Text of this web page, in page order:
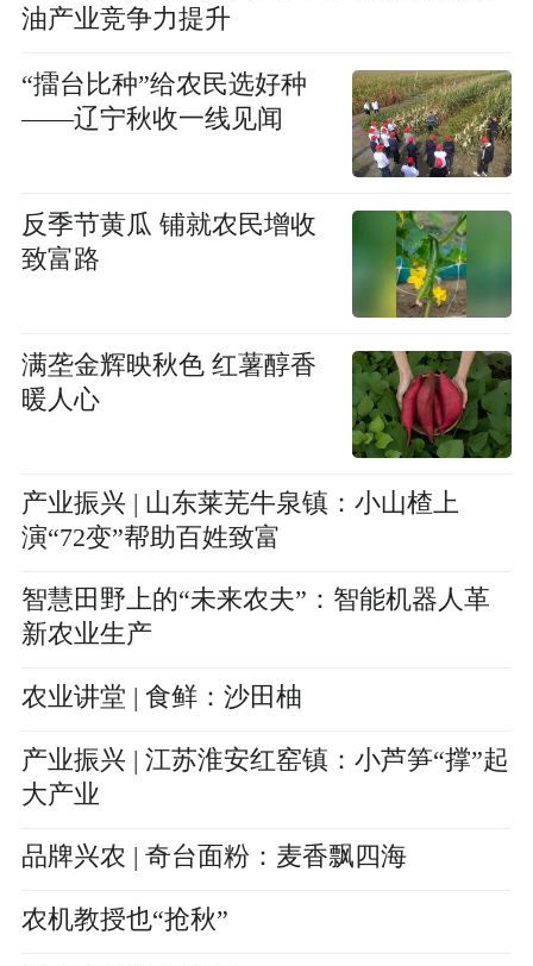
油产业竞争力提升
“擂台比种”给农民选好种
——辽宁秋收一线见闻
反季节黄瓜 铺就农民增收
致富路
满垄金辉映秋色 红薯醇香
暖人心
产业振兴 | 山东莱芜牛泉镇：小山楂上
演“72变”帮助百姓致富
智慧田野上的“未来农夫”：智能机器人革
新农业生产
农业讲堂 | 食鲜：沙田柚
产业振兴 | 江苏淮安红窑镇：小芦笋“撑”起
大产业
品牌兴农 | 奇台面粉：麦香飘四海
农机教授也“抢秋”